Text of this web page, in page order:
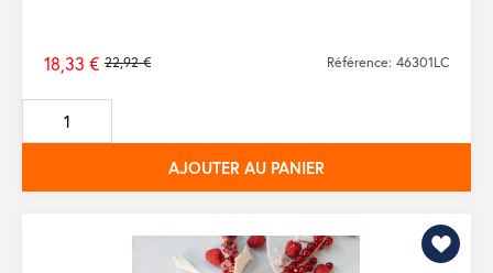
Prix
de
base
22,92 €
18,33 € Référence: 46301LC
AJOUTER AU PANIER